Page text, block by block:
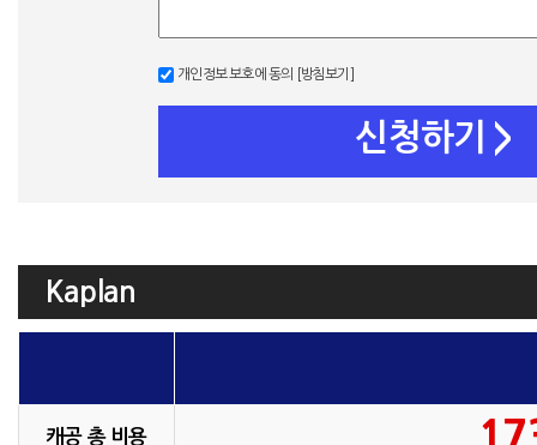
개인정보 보호에 동의 [방침보기]
신청하기 >
Kaplan
캐공 총 비용